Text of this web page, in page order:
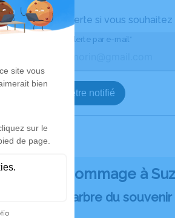
Activez une alerte si vous
Recevoir une alerte par e-mail*
Je veux être notifié
Rendez hommage à
Plantez un arbre du souvenir